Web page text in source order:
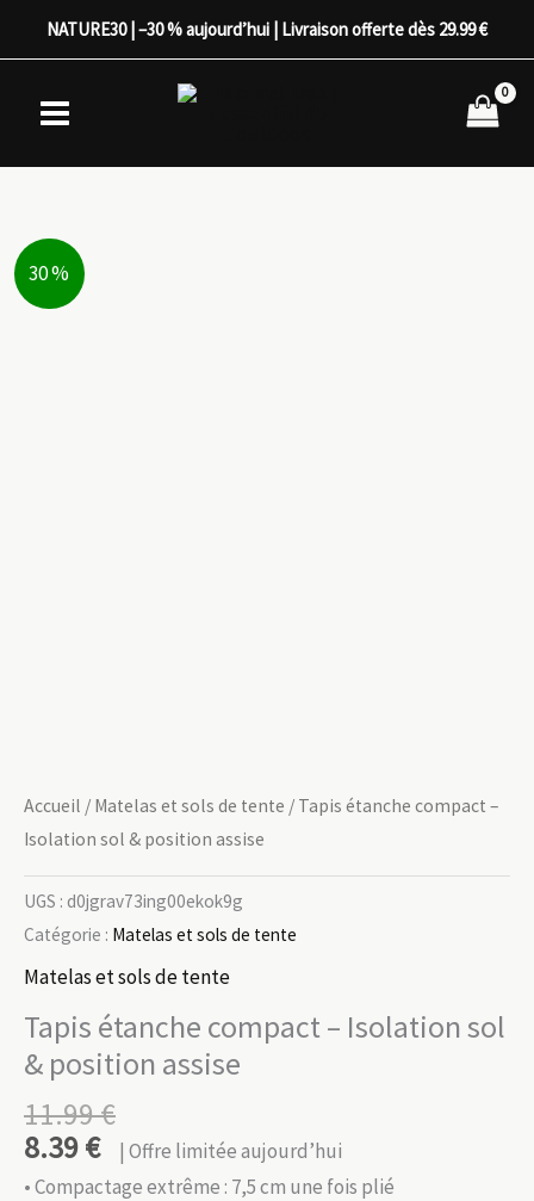
NATURE30 | –30 % aujourd’hui | Livraison offerte dès 29.99 €
30 %
Accueil / Matelas et sols de tente / Tapis étanche compact –
Isolation sol & position assise
UGS : d0jgrav73ing00ekok9g
Catégorie : Matelas et sols de tente
Matelas et sols de tente
Tapis étanche compact – Isolation sol
& position assise
11.99€
8.39€
| Offre limitée aujourd’hui
• Compactage extrême : 7,5 cm une fois plié